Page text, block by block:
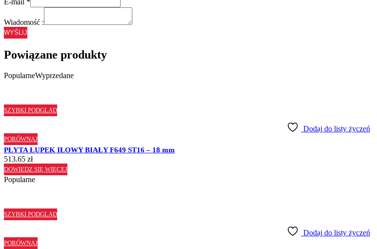
Wiadomość :
WYŚLIJ
Powiązane produkty
PopularneWyprzedane
SZYBKI PODGLĄD
Dodaj do listy życzeń
PORÓWNAJ
PŁYTA ŁUPEK IŁOWY BIAŁY F649 ST16 – 18 mm
513.65 zł
DOWIEDZ SIĘ WIĘCEJ
Popularne
SZYBKI PODGLĄD
Dodaj do listy życzeń
PORÓWNAJ